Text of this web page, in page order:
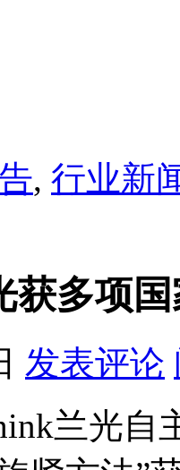
, 行业新
多项
发表评论
兰光自